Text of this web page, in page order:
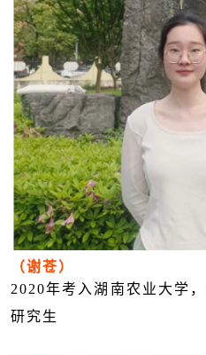
（谢苍）
2020年考入湖南农业大学，
研究生